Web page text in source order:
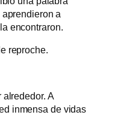
a
encontraron.
reproche.
alrededor. A
inmensa de vidas